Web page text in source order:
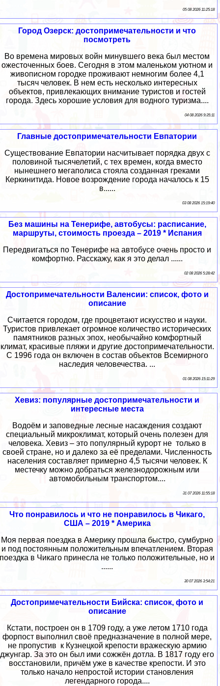
05 08 2026 11:25:18
Город Озерск: достопримечательности и что
посмотреть
Во времена мировых войн минувшего века был местом
ожесточенных боев. Сегодня в этом маленьком уютном и
живописном городке проживают немногим более 4,1
тысяч человек. В нем есть несколько интересных
объектов, привлекающих внимание туристов и гостей
города. Здесь хорошие условия для водного туризма....
04 08 2026 9:35:11
Главные достопримечательности Евпатории
Существование Евпатории насчитывает порядка двух с
половиной тысячелетий, с тех времен, когда вместо
нынешнего мегаполиса стояла созданная греками
Керкинитида. Новое возрождение города началось к 15
в......
03 08 2026 15:19:40
Без машины на Тенерифе, автобусы: расписание,
маршруты, стоимость проезда – 2019 * Испания
Передвигаться по Тенерифе на автобусе очень просто и
комфортно. Расскажу, как я это делал ......
02 08 2026 5:28:42
Достопримечательности Валенсии: список, фото и
описание
Считается городом, где процветают искусство и науки.
Туристов привлекает огромное количество исторических
памятников разных эпох, необычайно комфортный
климат, красивые пляжи и другие достопримечательности.
С 1996 года он включен в состав объектов Всемирного
наследия человечества. ...
01 08 2026 15:11:29
Хевиз: популярные достопримечательности и
интересные места
Водоём и заповедные лесные насаждения создают
специальный микроклимат, который очень полезен для
человека. Хевиз – это популярный курорт не только в
своей стране, но и далеко за её пределами. Численность
населения составляет примерно 4,5 тысячи человек. К
местечку можно добраться железнодорожным или
автомобильным транспортом....
31 07 2026 11:55:18
Что понравилось и что не понравилось в Чикаго,
США – 2019 * Америка
Моя первая поездка в Америку прошла быстро, сумбурно
и под постоянным положительным впечатлением. Вторая
поездка в Чикаго принесла не только положительные, но и
......
30 07 2026 3:54:21
Достопримечательности Бийска: список, фото и
описание
Кстати, построен он в 1709 году, а уже летом 1710 года
форпост выполнил своё предназначение в полной мере,
не пропустив к Кузнецкой крепости вражескую армию
джунгар. За это он был ими сожжён дотла. В 1817 году его
восстановили, причём уже в качестве крепости. И это
только начало непростой истории становления
легендарного города....